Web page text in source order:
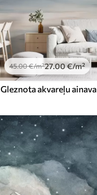
45.00€/m²27.00€/m²
Gleznota akvareļu ainava